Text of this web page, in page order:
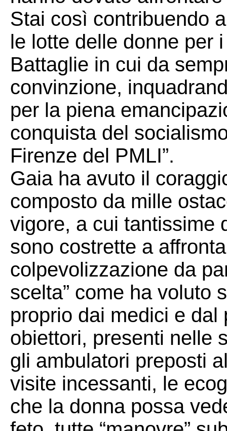
Stai così contribuendo
le lotte delle donne per
Battaglie in cui da
convinzione,
per la piena
conquista del
Firenze del PMLI”.
Gaia ha avuto il
composto da mille
vigore, a cui tantissime
sono costrette a
colpevolizzazione da
scelta” come ha voluto
proprio dai medici e
obiettori, presenti nelle
gli ambulatori preposti
visite incessanti, le
che la donna possa